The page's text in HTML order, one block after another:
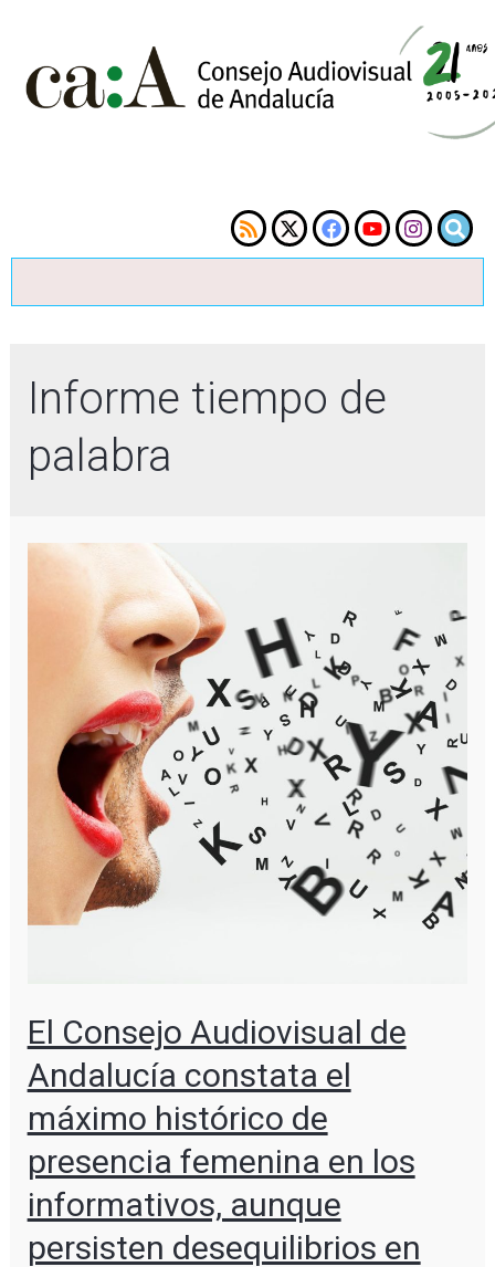
Informe tiempo de
palabra
El Consejo Audiovisual de
Andalucía constata el
máximo histórico de
presencia femenina en los
informativos, aunque
persisten desequilibrios en